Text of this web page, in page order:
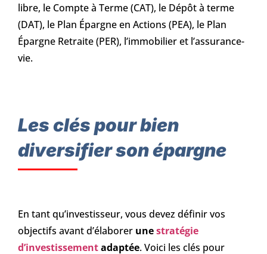
libre, le Compte à Terme (CAT), le Dépôt à terme
(DAT), le Plan Épargne en Actions (PEA), le Plan
Épargne Retraite (PER), l’immobilier et l’assurance-
vie.
Les clés pour bien
diversifier son épargne
En tant qu’investisseur, vous devez définir vos
objectifs avant d’élaborer unestratégie
d’investissementadaptée. Voici les clés pour